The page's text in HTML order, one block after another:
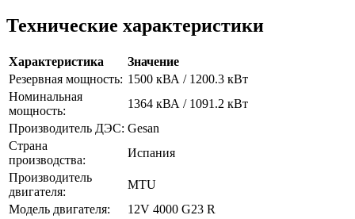
Технические характеристики
Характеристика
Значение
Резервная мощность: 1500 кВА / 1200.3 кВт
Номинальная
мощность:
1364 кВА / 1091.2 кВт
Производитель ДЭС: Gesan
Страна
производства:
Испания
Производитель
двигателя:
MTU
Модель двигателя:
12V 4000 G23 R